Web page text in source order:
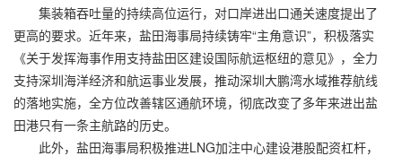
集装箱吞吐量的持续高位运行，对口岸进出口通关速度提出了
更高的要求。近年来，盐田海事局持续铸牢“主角意识”，积极落实
《关于发挥海事作用支持盐田区建设国际航运枢纽的意见》，全力
支持深圳海洋经济和航运事业发展，推动深圳大鹏湾水域推荐航线
的落地实施，全方位改善辖区通航环境，彻底改变了多年来进出盐
田港只有一条主航路的历史。
此外，盐田海事局积极推进LNG加注中心建设港股配资杠杆，